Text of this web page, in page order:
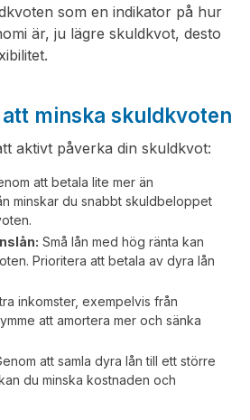
som en indikator på hur
är, ju lägre skuldkvot, desto
minska skuldkvoten
aktivt påverka din skuldkvot:
att betala lite mer än
minskar du snabbt skuldbeloppet
Små lån med hög ränta kan
Prioritera att betala av dyra lån
inkomster, exempelvis från
att amortera mer och sänka
att samla dyra lån till ett större
du minska kostnaden och